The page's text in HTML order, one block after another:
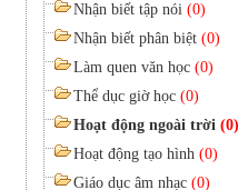
Nhận biết tập nói (0)
Nhận biết phân biệt (0)
Làm quen văn học (0)
Thể dục giờ học (0)
Hoạt động ngoài trời (0)
Hoạt động tạo hình (0)
Giáo dục âm nhạc (0)